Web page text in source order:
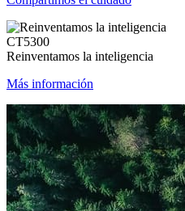
CT5300
Reinventamos la inteligencia
Más información